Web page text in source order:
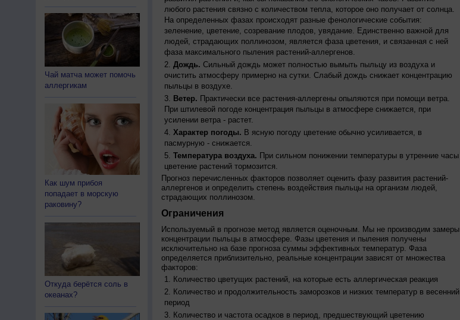
Чай матча может помочь
аллергикам
Как шум прибоя
попадает в морскую
раковину?
Откуда берётся соль в
океанах?
любого растения связно с количеством тепла, которое оно получает от солнца.
На определенных фазах происходят разные фенологические события:
зеленение, цветение, созревание плодов, увядание. Единственно важной для
людей, страдающих поллинозом, является фаза цветения, и связанная с ней
фаза максимального пыления растений-аллергенов.
Дождь. Сильный дождь может полностью вымыть пыльцу из воздуха и
очистить атмосферу примерно на сутки. Слабый дождь снижает концентрацию
пыльцы в воздухе.
Ветер. Практически все растения-аллергены опыляются при помощи ветра.
При штилевой погоде концентрация пыльцы в атмосфере снижается, при
усилении ветра - растет.
Характер погоды. В ясную погоду цветение обычно усиливается, в
пасмурную - снижается.
Температура воздуха. При сильном понижении температуры в утренние часы
цветение растений тормозится.
Прогноз перечисленных факторов позволяет оценить фазу развития растений-
аллергенов и определить степень воздействия пыльцы на организм людей,
страдающих поллинозом.
Ограничения
Используемый в прогнозе метод является оценочным. Мы не производим замеры
концентрации пыльцы в атмосфере. Фазы цветения и пыления получены
исключительно на базе прогноза суммы эффективных температур. Фаза
определяется приблизительно, реальные концентрации зависят от множества
факторов:
Количество цветущих растений, на которые есть аллергическая реакция
Количество и продолжительность заморозков и низких температур в весенний
период
Количество и частота осадков в период, предшествующий цветению